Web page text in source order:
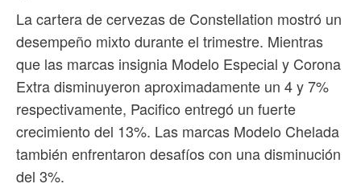
La cartera de cervezas de Constellation mostró un
desempeño mixto durante el trimestre. Mientras
que las marcas insignia Modelo Especial y Corona
Extra disminuyeron aproximadamente un 4 y 7%
respectivamente, Pacifico entregó un fuerte
crecimiento del 13%. Las marcas Modelo Chelada
también enfrentaron desafíos con una disminución
del 3%.